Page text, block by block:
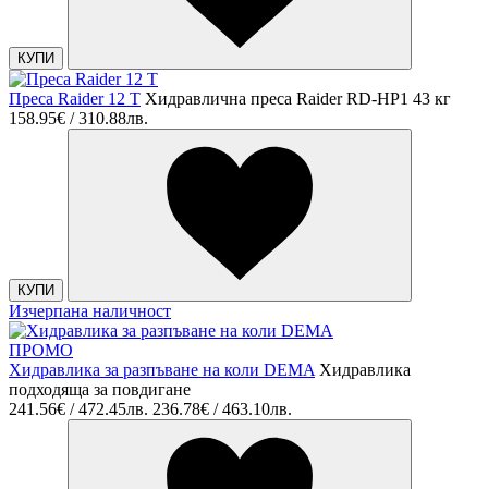
КУПИ
Преса Raider 12 Т Хидравлична преса Raider RD-HP1 43 кг
158.95€ / 310.88лв.
КУПИ
Изчерпана наличност
ПРОМО
Хидравлика за разпъване на коли DEMA Хидравлика
подходяща за повдигане
241.56€ / 472.45лв. 236.78€ / 463.10лв.